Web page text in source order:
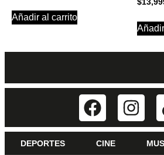
Añadir al carrito
$
DEPORTES CINE